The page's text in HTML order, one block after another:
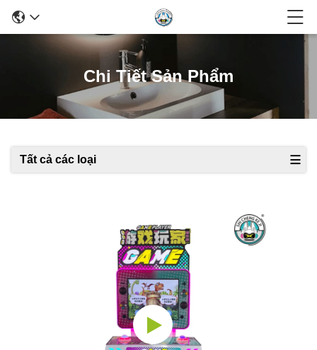
Chi Tiết Sản Phẩm
Tất cả các loại